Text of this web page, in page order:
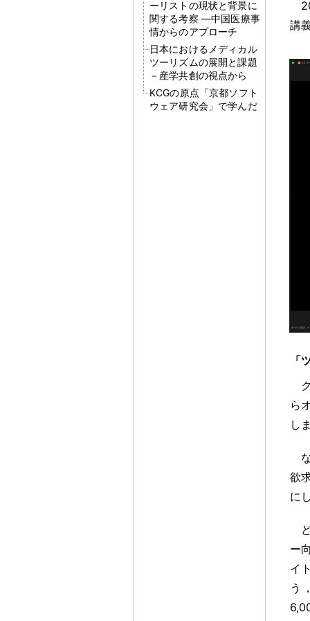
ーリストの現状と背景に
関する考察 ―中国医療事
情からのアプローチ
日本におけるメディカル
ツーリズムの展開と課題
－産学共創の視点から
KCGの原点「京都ソフト
ウェア研究会」で学んだ
講
「
ら
し
欲
に
ー
イ
う